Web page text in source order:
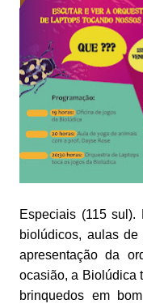
Especiais (115 sul).
biolúdicos, aulas
apresentação da
ocasião, a Biolúdica
brinquedos em